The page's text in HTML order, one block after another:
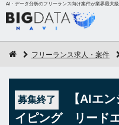
AI・データ分析のフリーランス向け案件が業界最大級
フリーランス求人・案件
募集終了
【AIエ
イピング リード